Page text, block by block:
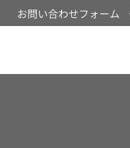
お問い合わせフォーム